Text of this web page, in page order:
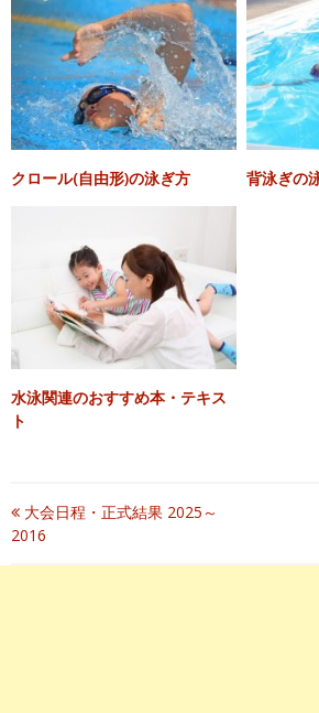
クロール(自由形)の泳ぎ方 背泳ぎの
水泳関連のおすすめ本・テキス
ト
投
稿
大会日程・正式結果 2025～
2016